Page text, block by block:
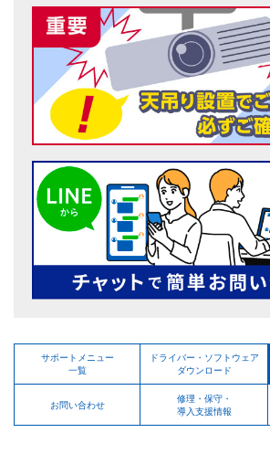
サポートメニュー
一覧
ドライバー・ソフトウェア
ダウンロード
お問い合わせ
修理・保守・
導入支援情報